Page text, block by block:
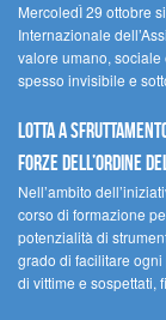
MercoledÌ 29 ottobre
Internazionale
valore umano,
spesso invisibile e
Lotta a
forze dell’ordine
Nell’ambito
corso di formazione
potenzialità di
grado di facilitare
di vittime e sospettati,